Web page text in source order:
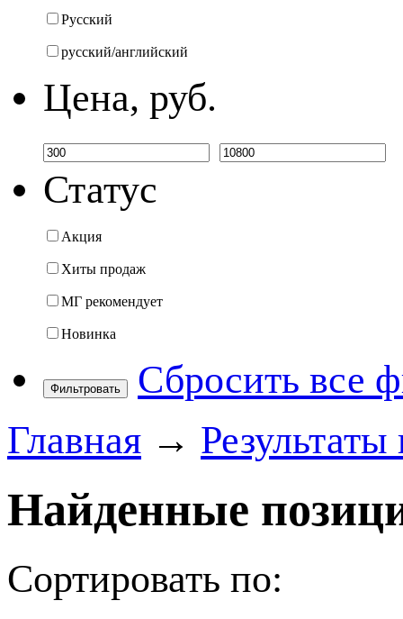
Русский
русский/английский
Цена, руб.
Статус
Акция
Хиты продаж
МГ рекомендует
Новинка
Фильтровать
Сбросить все
Главная →
Найденные
Сортировать по: